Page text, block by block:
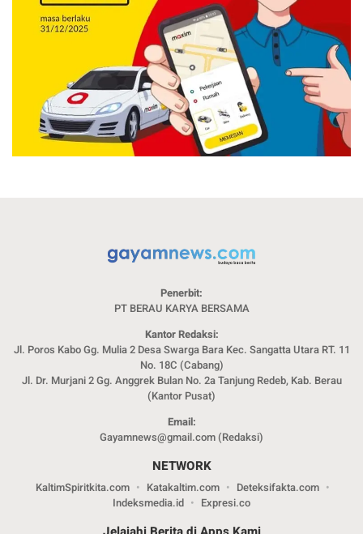
Penerbit:
PT BERAU KARYA BERSAMA
Kantor Redaksi:
Jl. Poros Kabo Gg. Mulia 2 Desa Swarga Bara Kec. Sangatta Utara RT. 11
No. 18C (Cabang)
Jl. Dr. Murjani 2 Gg. Anggrek Bulan No. 2a Tanjung Redeb, Kab. Berau
(Kantor Pusat)
Email:
Gayamnews@gmail.com (Redaksi)
NETWORK
KaltimSpiritkita.com Katakaltim.com
Deteksifakta.com
Indeksmedia.id
Expresi.co